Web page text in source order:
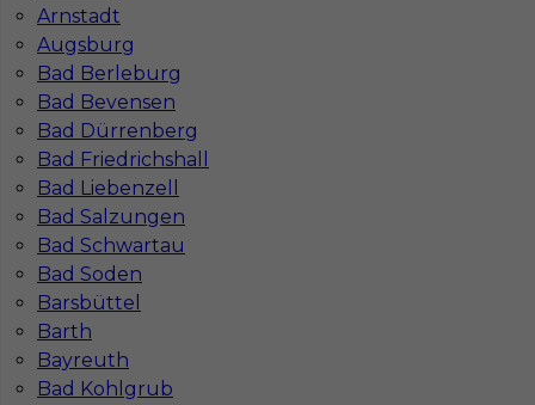
Arnstadt
Augsburg
Bad Berleburg
Bad Bevensen
Bad Dürrenberg
Bad Friedrichshall
Bad Liebenzell
Bad Salzungen
Bad Schwartau
Bad Soden
Barsbüttel
Barth
Bayreuth
Bad Kohlgrub
Administracja
ul. Murawa 12-18 E1
61-655 Poznań
Tel:+48 795 988 288
Deutsch:+49 1523 7988729
E-mail: info@inserv.com.pl
Działamy również w miastach:
Warszawie
Katowicach